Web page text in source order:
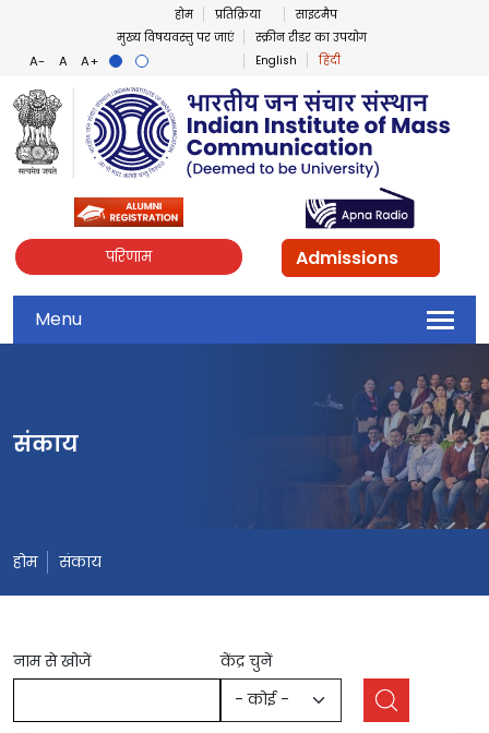
होम प्रतिक्रिया
साइटमैप
मुख्य विषयवस्तु पर जाएं
स्क्रीन रीडर का उपयोग
English
हिंदी
परिणाम Admissions
Menu
संकाय
होम संकाय
नाम से खोजें केंद्र चुनें